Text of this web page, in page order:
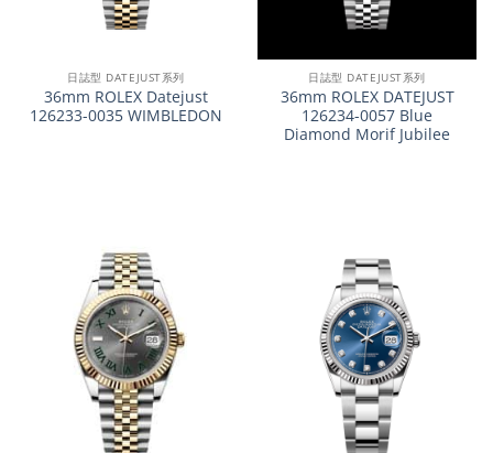
日誌型 DATEJUST系列
36mm ROLEX Datejust
126233-0035 WIMBLEDON
日誌型 DATEJUST系列
36mm ROLEX DATEJUST
126234-0057 Blue
Diamond Morif Jubilee